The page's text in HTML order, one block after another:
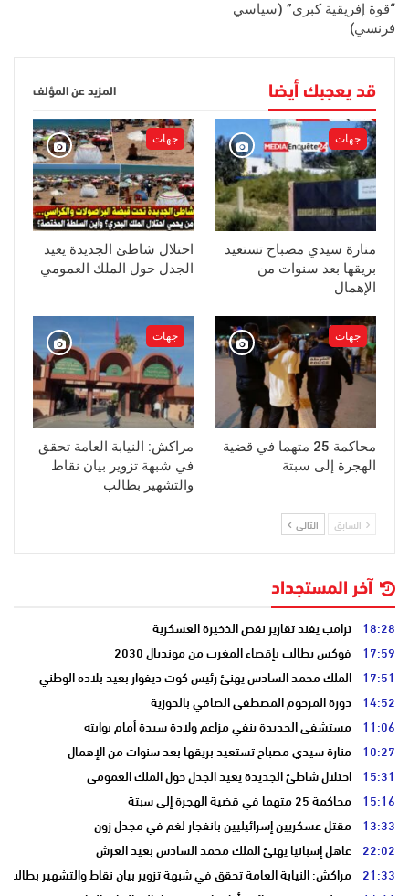
“قوة إفريقية كبرى” (سياسي
فرنسي)
قد يعجبك أيضا المزيد عن المؤلف
جهات
منارة سيدي مصباح تستعيد
بريقها بعد سنوات من
الإهمال
جهات
احتلال شاطئ الجديدة يعيد
الجدل حول الملك العمومي
جهات
محاكمة 25 متهما في قضية
الهجرة إلى سبتة
جهات
مراكش: النيابة العامة تحقق
في شبهة تزوير بيان نقاط
والتشهير بطالب
السابق التالي
آخر المستجداد
18:28 ترامب يفند تقارير نقص الذخيرة العسكرية
17:59 فوكس يطالب بإقصاء المغرب من مونديال 2030
17:51 الملك محمد السادس يهنئ رئيس كوت ديفوار بعيد بلاده الوطني
14:52 دورة المرحوم المصطفى الصافي بالحوزية
11:06 مستشفى الجديدة ينفي مزاعم ولادة سيدة أمام بوابته
10:27 منارة سيدي مصباح تستعيد بريقها بعد سنوات من الإهمال
15:31 احتلال شاطئ الجديدة يعيد الجدل حول الملك العمومي
15:16 محاكمة 25 متهما في قضية الهجرة إلى سبتة
13:33 مقتل عسكريين إسرائيليين بانفجار لغم في مجدل زون
22:02 عاهل إسبانيا يهنئ الملك محمد السادس بعيد العرش
21:33 مراكش: النيابة العامة تحقق في شبهة تزوير بيان نقاط والتشهير بطالب